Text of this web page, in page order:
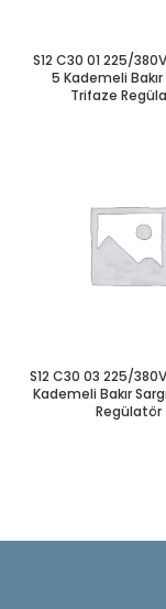
S12 C30 01 225/
5 Kademeli Bakır
Trifaze
S12 C30 03 225/
Kademeli Bakır
Regülatör